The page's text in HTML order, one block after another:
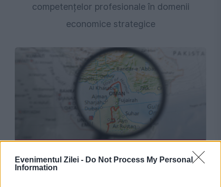
Evenimentul Zilei - Do Not Process My Personal
Information
competențelor profesionale în domenii
economice strategice
Iran și Oman au convenit un nou traseu de